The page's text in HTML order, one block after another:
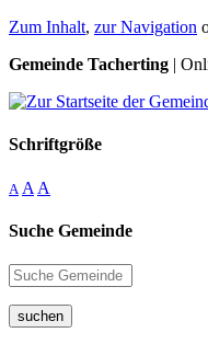
Zum Inhalt, zur Navigation
Gemeinde Tacherting |
Schriftgröße
A A A
Suche Gemeinde
suchen